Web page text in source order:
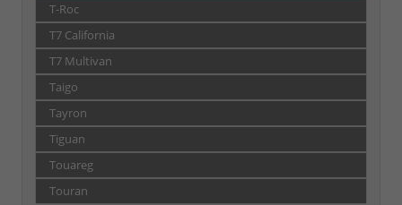
T-Roc
T7 California
T7 Multivan
Taigo
Tayron
Tiguan
Touareg
Touran